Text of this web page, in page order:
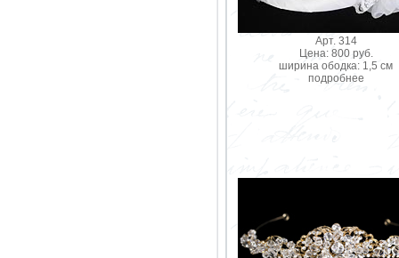
Арт. 314
Цена: 800 руб.
ширина ободка: 1,5 см
подробнее